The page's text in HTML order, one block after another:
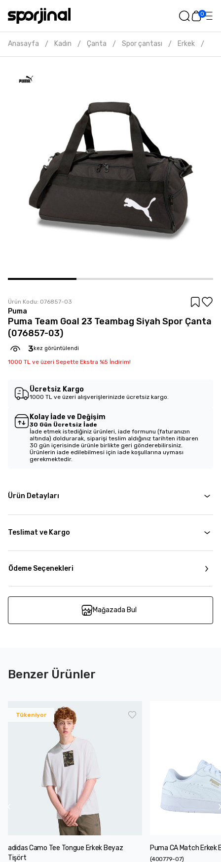
0
Anasayfa / Kadın / Çanta / Spor çantası / Erkek /
Ürün Kodu: 076857-03
Puma
Puma Team Goal 23 Teambag Siyah Spor Çanta
(076857-03)
3 kez görüntülendi
1000 TL ve üzeri Sepette Ekstra %5 İndirim!
Ücretsiz Kargo
1000 TL ve üzeri alışverişlerinizde ücretsiz kargo.
Kolay İade ve Değişim
30 Gün Ücretsiz İade
İade etmek istediğiniz ürünleri, iade formunu (faturanızın
altında) doldurarak, siparişi teslim aldığınız tarihten itibaren
30 gün içerisinde ürünle birlikte geri gönderebilirsiniz.
Ürünlerin iade edilebilmesi için iade koşullarına uyması
gerekmektedir.
Ürün Detayları
Teslimat ve Kargo
Ödeme Seçenekleri
Mağazada Bul
Benzer Ürünler
Tükeniyor
adidas Camo Tee Tongue Erkek Beyaz
Tişört
Puma CA Match Erkek
(400779-07)